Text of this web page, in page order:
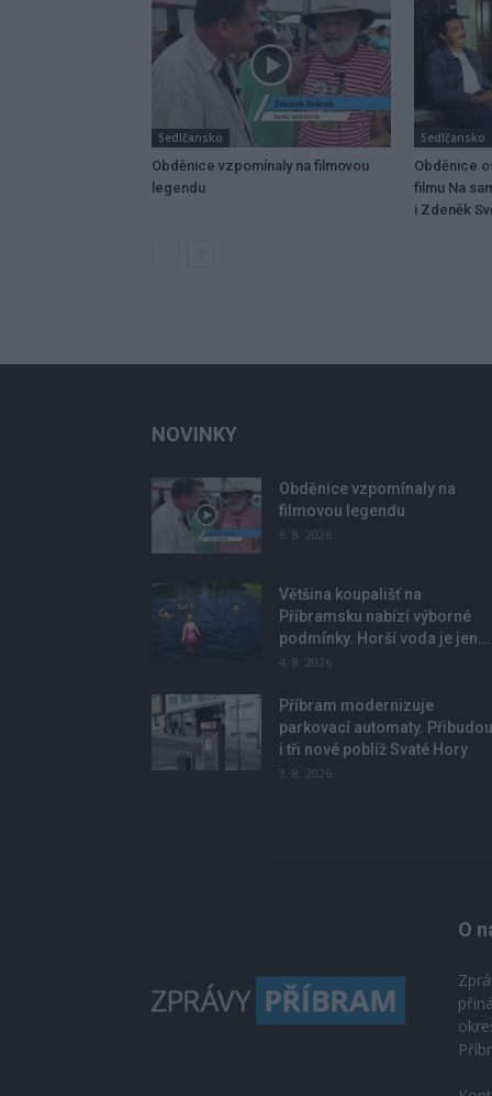
Sedlčansko
Obděnice vzpomínaly na filmovou
legendu
Sedlčansko
Obděnice
filmu Na
i Zdeněk
NOVINKY
Obděnice vzpomínaly na
filmovou legendu
6. 8. 2026
Většina koupališť na
Příbramsku nabízí výborné
podmínky. Horší voda je jen...
4. 8. 2026
Příbram modernizuje
parkovací automaty. Přibudou
i tři nové poblíž Svaté Hory
3. 8. 2026
O